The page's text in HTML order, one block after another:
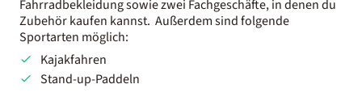
Fahrradbekleidung sowie zwei Fachgeschäfte, in denen du
Zubehör kaufen kannst. Außerdem sind folgende
Sportarten möglich:
Kajakfahren
Stand-up-Paddeln